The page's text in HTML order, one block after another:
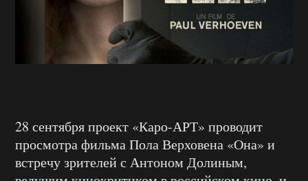
28 сентября проект «Каро-АРТ» проводит
просмотра фильма Пола Верховена «Она» и
встречу зрителей с Антоном Долиным,